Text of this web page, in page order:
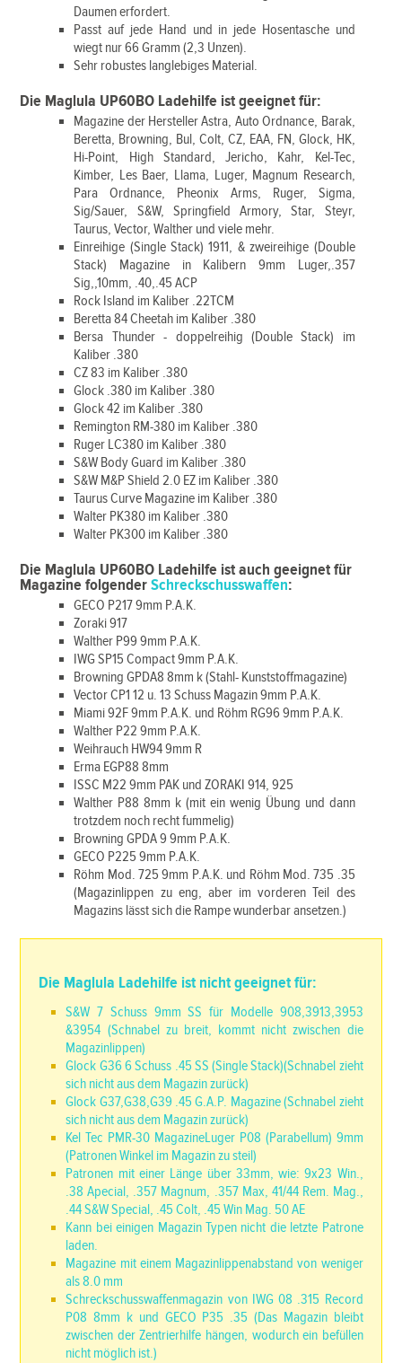
Daumen erfordert.
Passt auf jede Hand und in jede Hosentasche und
wiegt nur 66 Gramm (2,3 Unzen).
Sehr robustes langlebiges Material.
Die Maglula UP60BO Ladehilfe ist geeignet für:
Magazine der Hersteller Astra, Auto Ordnance, Barak,
Beretta, Browning, Bul, Colt, CZ, EAA, FN, Glock, HK,
Hi-Point, High Standard, Jericho, Kahr, Kel-Tec,
Kimber, Les Baer, Llama, Luger, Magnum Research,
Para Ordnance, Pheonix Arms, Ruger, Sigma,
Sig/Sauer, S&W, Springfield Armory, Star, Steyr,
Taurus, Vector, Walther und viele mehr.
Einreihige (Single Stack) 1911, & zweireihige (Double
Stack) Magazine in Kalibern 9mm Luger,.357
Sig,,10mm, .40,.45 ACP
Rock Island im Kaliber .22TCM
Beretta 84 Cheetah im Kaliber .380
Bersa Thunder - doppelreihig (Double Stack) im
Kaliber .380
CZ 83 im Kaliber .380
Glock .380 im Kaliber .380
Glock 42 im Kaliber .380
Remington RM-380 im Kaliber .380
Ruger LC380 im Kaliber .380
S&W Body Guard im Kaliber .380
S&W M&P Shield 2.0 EZ im Kaliber .380
Taurus Curve Magazine im Kaliber .380
Walter PK380 im Kaliber .380
Walter PK300 im Kaliber .380
Die Maglula UP60BO Ladehilfe ist auch geeignet für
Magazine folgenderSchreckschusswaffen:
GECO P217 9mm P.A.K.
Zoraki 917
Walther P99 9mm P.A.K.
IWG SP15 Compact 9mm P.A.K.
Browning GPDA8 8mm k (Stahl- Kunststoffmagazine)
Vector CP1 12 u. 13 Schuss Magazin 9mm P.A.K.
Miami 92F 9mm P.A.K. und Röhm RG96 9mm P.A.K.
Walther P22 9mm P.A.K.
Weihrauch HW94 9mm R
Erma EGP88 8mm
ISSC M22 9mm PAK und ZORAKI 914, 925
Walther P88 8mm k (mit ein wenig Übung und dann
trotzdem noch recht fummelig)
Browning GPDA 9 9mm P.A.K.
GECO P225 9mm P.A.K.
Röhm Mod. 725 9mm P.A.K. und Röhm Mod. 735 .35
(Magazinlippen zu eng, aber im vorderen Teil des
Magazins lässt sich die Rampe wunderbar ansetzen.)
Die Maglula Ladehilfe ist nicht geeignet für:
S&W 7 Schuss 9mm SS für Modelle 908,3913,3953
&3954 (Schnabel zu breit, kommt nicht zwischen die
Magazinlippen)
Glock G36 6 Schuss .45 SS (Single Stack)(Schnabel zieht
sich nicht aus dem Magazin zurück)
Glock G37,G38,G39 .45 G.A.P. Magazine (Schnabel zieht
sich nicht aus dem Magazin zurück)
Kel Tec PMR-30 MagazineLuger P08 (Parabellum) 9mm
(Patronen Winkel im Magazin zu steil)
Patronen mit einer Länge über 33mm, wie: 9x23 Win.,
.38 Apecial, .357 Magnum, .357 Max, 41/44 Rem. Mag.,
.44 S&W Special, .45 Colt, .45 Win Mag. 50 AE
Kann bei einigen Magazin Typen nicht die letzte Patrone
laden.
Magazine mit einem Magazinlippenabstand von weniger
als 8.0 mm
Schreckschusswaffenmagazin von IWG 08 .315 Record
P08 8mm k und GECO P35 .35 (Das Magazin bleibt
zwischen der Zentrierhilfe hängen, wodurch ein befüllen
nicht möglich ist.)